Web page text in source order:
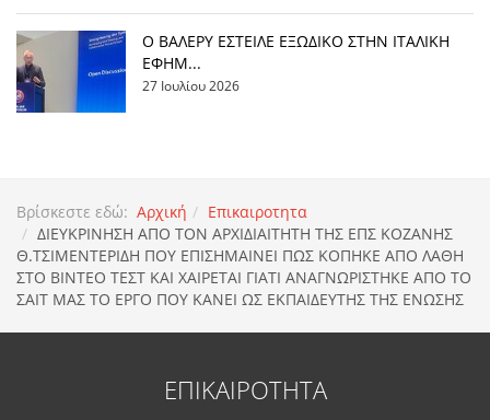
Ο ΒΑΛΕΡΥ ΕΣΤΕΙΛΕ ΕΞΩΔΙΚΟ ΣΤΗΝ ΙΤΑΛΙΚΗ
ΕΦΗΜ...
27 Ιουλίου 2026
Βρίσκεστε εδώ: Αρχική
Επικαιροτητα
ΔΙΕΥΚΡΙΝΗΣΗ ΑΠΟ ΤΟΝ ΑΡΧΙΔΙΑΙΤΗΤΗ ΤΗΣ ΕΠΣ ΚΟΖΑΝΗΣ
Θ.ΤΣΙΜΕΝΤΕΡΙΔΗ ΠΟΥ ΕΠΙΣΗΜΑΙΝΕΙ ΠΩΣ ΚΟΠΗΚΕ ΑΠΟ ΛΑΘΗ
ΣΤΟ ΒΙΝΤΕΟ ΤΕΣΤ ΚΑΙ ΧΑΙΡΕΤΑΙ ΓΙΑΤΙ ΑΝΑΓΝΩΡΙΣΤΗΚΕ ΑΠΟ ΤΟ
ΣΑΙΤ ΜΑΣ ΤΟ ΕΡΓΟ ΠΟΥ ΚΑΝΕΙ ΩΣ ΕΚΠΑΙΔΕΥΤΗΣ ΤΗΣ ΕΝΩΣΗΣ
ΕΠΙΚΑΙΡΟΤΗΤΑ